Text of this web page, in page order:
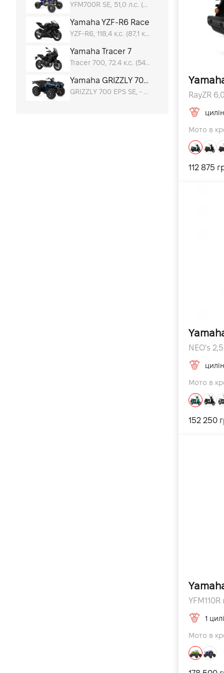
YFM700R SE, 51,0 л.с. (37,5 кВт) @ 6 250 к.с.
Yamaha YZF-R6 Race
YZF-R6, 118,4 к.с. (87,1 кВт) @ 14 500 к.с.
Yamaha Tracer 7
Tracer 700, 72.4 к.с. (54 кВт) @ 8750 к.с.
Yamaha GRIZZLY 700 EPS SE
GRIZZLY 700 EPS SE, - к.с. RayZR
Мото в
112 875
NEO's
Мото в
152 250
YFM110R
1
Мото в